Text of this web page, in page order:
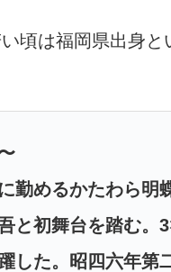
頃は福岡県出身
勤めるかたわら明
と初舞台を踏む。
した。昭四六年第